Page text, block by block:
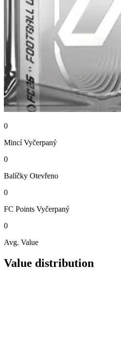
0
Mincí Vyčerpaný
0
Balíčky Otevřeno
0
FC Points Vyčerpaný
0
Avg. Value
Value distribution